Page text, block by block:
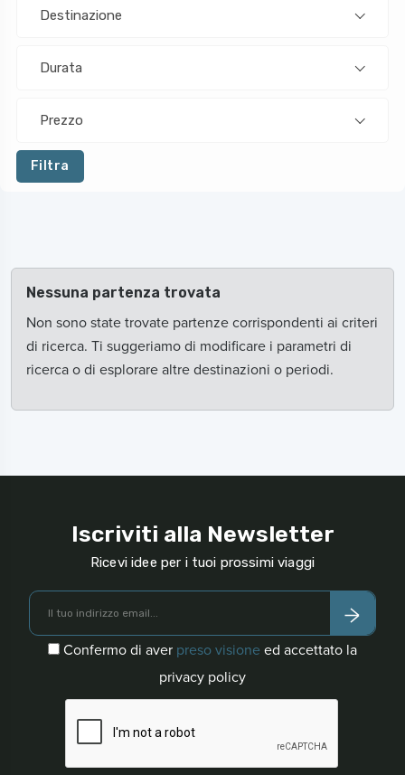
Destinazione
Durata
Prezzo
Filtra
Nessuna partenza trovata
Non sono state trovate partenze corrispondenti ai criteri
di ricerca. Ti suggeriamo di modificare i parametri di
ricerca o di esplorare altre destinazioni o periodi.
Iscriviti alla Newsletter
Ricevi idee per i tuoi prossimi viaggi
Confermo di aver preso visione ed accettato la
privacy policy